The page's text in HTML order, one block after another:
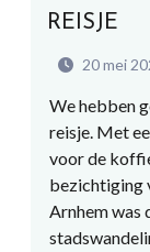
REISJE
20 mei
We hebben
reisje. Met
voor de
bezichtiging
Arnhem was